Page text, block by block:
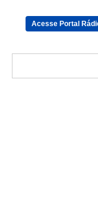
Acesse Portal